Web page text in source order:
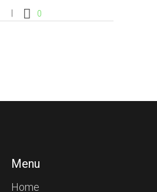
0
Menu
Home